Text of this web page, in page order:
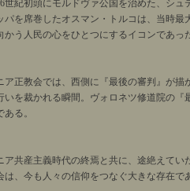
世紀初頭にモルドヴァ公国を治めた、シ
パを席巻したオスマン・トルコは、当時
かう人民の心をひとつにするイコンであっ
ア正教会では、西側に『最後の審判』が
いを裁かれる瞬間。ヴォロネツ修道院の『
る。
ア共産主義時代の終焉と共に、途絶えて
は、今も人々の信仰をつなぐ大きな存在で